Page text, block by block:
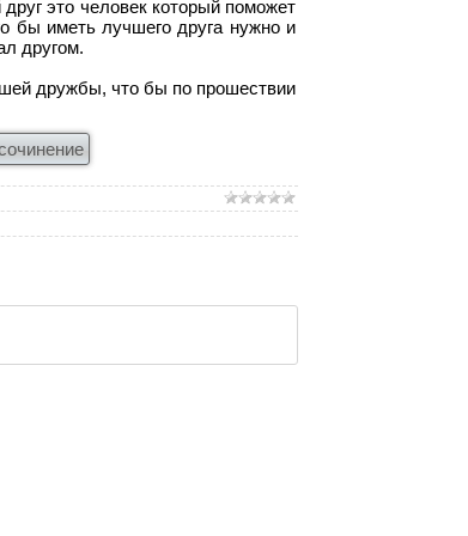
это человек который поможет
бы иметь лучшего друга нужно и
другом.
дружбы, что бы по прошествии